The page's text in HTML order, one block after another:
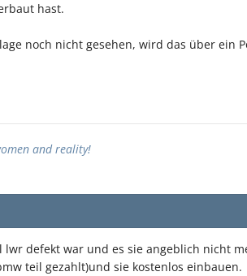
hast.
noch nicht gesehen, wird das über ein
and reality!
defekt war und es sie angeblich nicht
teil gezahlt)und sie kostenlos einbauen.